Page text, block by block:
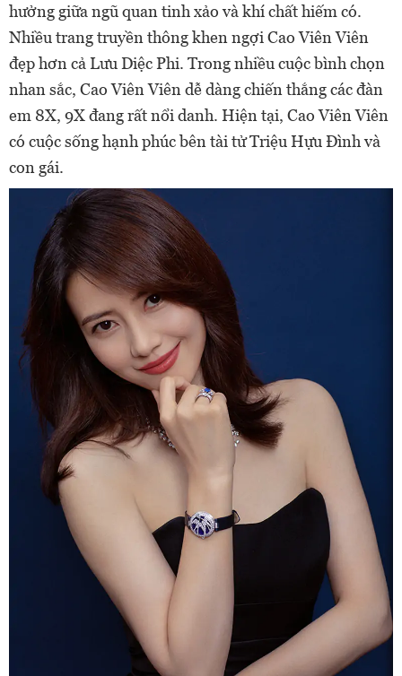
hưởng giữa ngũ quan tinh xảo và khí chất hiếm có.
Nhiều trang truyền thông khen ngợi Cao Viên Viên
đẹp hơn cả Lưu Diệc Phi. Trong nhiều cuộc bình chọn
nhan sắc, Cao Viên Viên dễ dàng chiến thắng các đàn
em 8X, 9X đang rất nổi danh. Hiện tại, Cao Viên Viên
có cuộc sống hạnh phúc bên tài tử Triệu Hựu Đình và
con gái.